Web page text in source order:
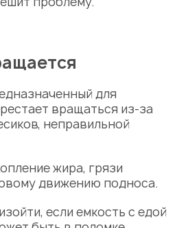
для
вращаться из-за
неправильной
жира, грязи
движению подноса.
если емкость с едой